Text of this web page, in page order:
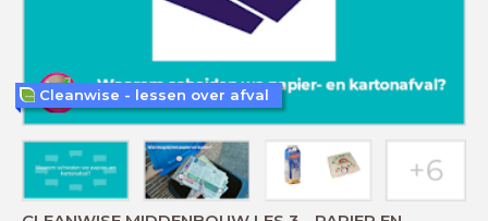
Cleanwise - lessen over afval